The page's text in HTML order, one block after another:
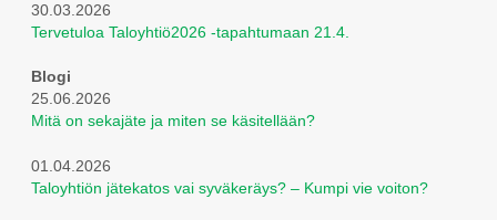
30.03.2026
Tervetuloa Taloyhtiö2026 -tapahtumaan 21.4.
Blogi
25.06.2026
Mitä on sekajäte ja miten se käsitellään?
01.04.2026
Taloyhtiön jätekatos vai syväkeräys? – Kumpi vie voiton?